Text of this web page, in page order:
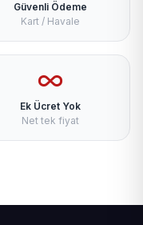
Güvenli Ödeme
Kart / Havale
Ek Ücret Yok
Net tek fiyat